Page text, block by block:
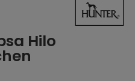
Hilo